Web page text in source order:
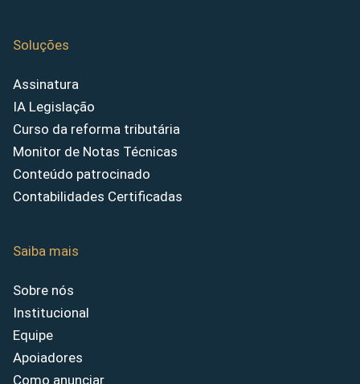
Soluções
Assinatura
IA Legislação
Curso da reforma tributária
Monitor de Notas Técnicas
Conteúdo patrocinado
Contabilidades Certificadas
Saiba mais
Sobre nós
Institucional
Equipe
Apoiadores
Como anunciar